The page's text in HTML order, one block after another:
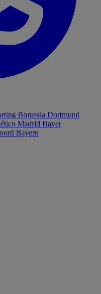
Borussia Dortmund
Madrid Bayer
Bayern